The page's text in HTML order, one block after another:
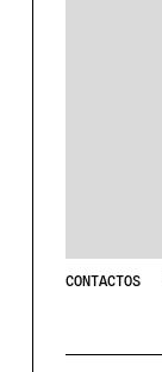
CONTACTOS